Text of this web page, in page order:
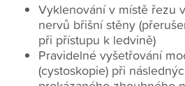
Vyklenování v místě řezu
nervů břišní stěny
při přístupu k ledvině)
Pravidelné vyšetřování
(cystoskopie) při